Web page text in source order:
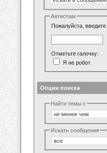
Антиспам
Пожалуйста,
Отметьте галочку:
Я не робот
Опции поиска
Найти темы с
Искать сообщения